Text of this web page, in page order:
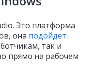
Это платформа
она подойдёт
так и
прямо на рабочем